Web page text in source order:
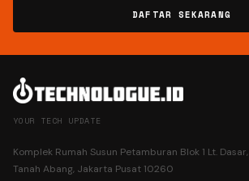
DAFTAR SEKARANG
YOUR TECH UPDATE
Komplek Rumah Susun Petamburan Blok 1 Lt. Dasar,
Tanah Abang, Jakarta Pusat 10260